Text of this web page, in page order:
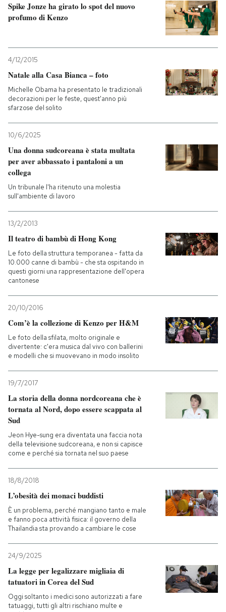
Spike Jonze ha girato lo spot del nuovo
profumo di Kenzo
4/12/2015
Natale alla Casa Bianca – foto
Michelle Obama ha presentato le tradizionali
decorazioni per le feste, quest'anno più
sfarzose del solito
10/6/2025
Una donna sudcoreana è stata multata
per aver abbassato i pantaloni a un
collega
Un tribunale l'ha ritenuto una molestia
sull'ambiente di lavoro
13/2/2013
Il teatro di bambù di Hong Kong
Le foto della struttura temporanea - fatta da
10.000 canne di bambù - che sta ospitando in
questi giorni una rappresentazione dell'opera
cantonese
20/10/2016
Com’è la collezione di Kenzo per H&M
Le foto della sfilata, molto originale e
divertente: c'era musica dal vivo con ballerini
e modelli che si muovevano in modo insolito
19/7/2017
La storia della donna nordcoreana che è
tornata al Nord, dopo essere scappata al
Sud
Jeon Hye-sung era diventata una faccia nota
della televisione sudcoreana, e non si capisce
come e perché sia tornata nel suo paese
18/8/2018
L’obesità dei monaci buddisti
È un problema, perché mangiano tanto e male
e fanno poca attività fisica: il governo della
Thailandia sta provando a cambiare le cose
24/9/2025
La legge per legalizzare migliaia di
tatuatori in Corea del Sud
Oggi soltanto i medici sono autorizzati a fare
tatuaggi, tutti gli altri rischiano multe e